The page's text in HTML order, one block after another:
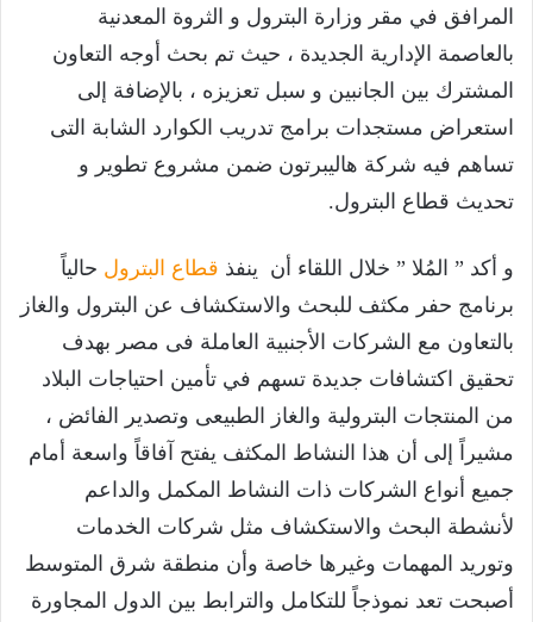
المرافق في مقر وزارة البترول و الثروة المعدنية
بالعاصمة الإدارية الجديدة ، حيث تم بحث أوجه التعاون
المشترك بين الجانبين و سبل تعزيزه ، بالإضافة إلى
استعراض مستجدات برامج تدريب الكوارد الشابة التى
تساهم فيه شركة هاليبرتون ضمن مشروع تطوير و
تحديث قطاع البترول.
و أكد ” المُلا ” خلال اللقاء أن ينفذ قطاع البترول حالياً
برنامج حفر مكثف للبحث والاستكشاف عن البترول والغاز
بالتعاون مع الشركات الأجنبية العاملة فى مصر بهدف
تحقيق اكتشافات جديدة تسهم في تأمين احتياجات البلاد
من المنتجات البترولية والغاز الطبيعى وتصدير الفائض ،
مشيراً إلى أن هذا النشاط المكثف يفتح آفاقاً واسعة أمام
جميع أنواع الشركات ذات النشاط المكمل والداعم
لأنشطة البحث والاستكشاف مثل شركات الخدمات
وتوريد المهمات وغيرها خاصة وأن منطقة شرق المتوسط
أصبحت تعد نموذجاً للتكامل والترابط بين الدول المجاورة